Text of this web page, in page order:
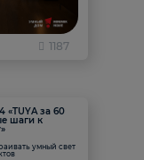
1187
«TUYA за 60
шаги к
умный свет